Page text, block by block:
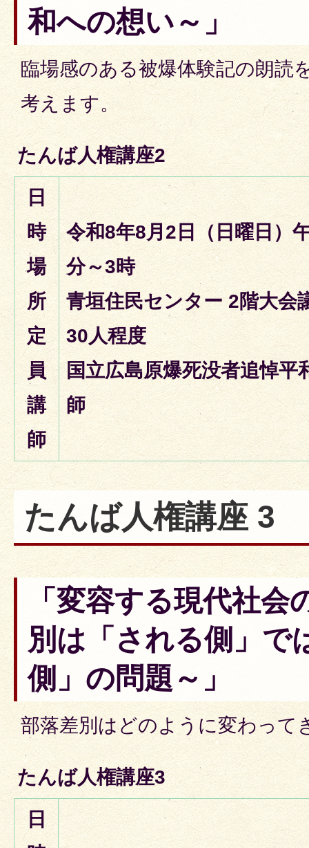
和への想い～」
臨場感のある被爆体験記の朗読
考えます。
たんば人権講座2
日
時
場
所
定
員
講
師
令和8年8月2日（日曜日）
分～3時
青垣住民センター 2階大会
30人程度
国立広島原爆死没者追悼平
師
たんば人権講座 3
「変容する現代社会
別は「される側」で
側」の問題～」
部落差別はどのように変わって
たんば人権講座3
日